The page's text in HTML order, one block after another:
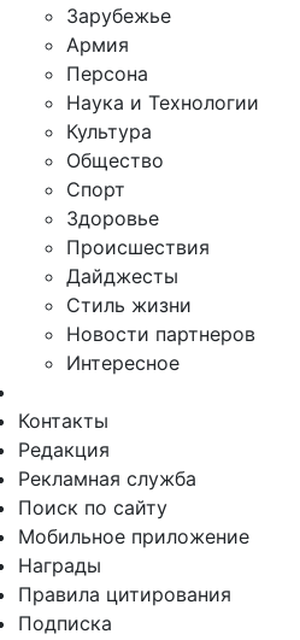
Зарубежье
Армия
Персона
Наука и Технологии
Культура
Общество
Спорт
Здоровье
Происшествия
Дайджесты
Стиль жизни
Новости партнеров
Интересное
Контакты
Редакция
Рекламная служба
Поиск по сайту
Мобильное приложение
Награды
Правила цитирования
Подписка